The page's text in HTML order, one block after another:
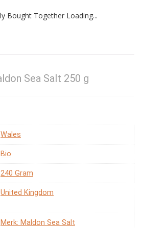
Bought Together Loading...
Sea Salt 250 g
‎Wales
‎Bio
‎240 Gram
‎United Kingdom
Merk: Maldon Sea Salt